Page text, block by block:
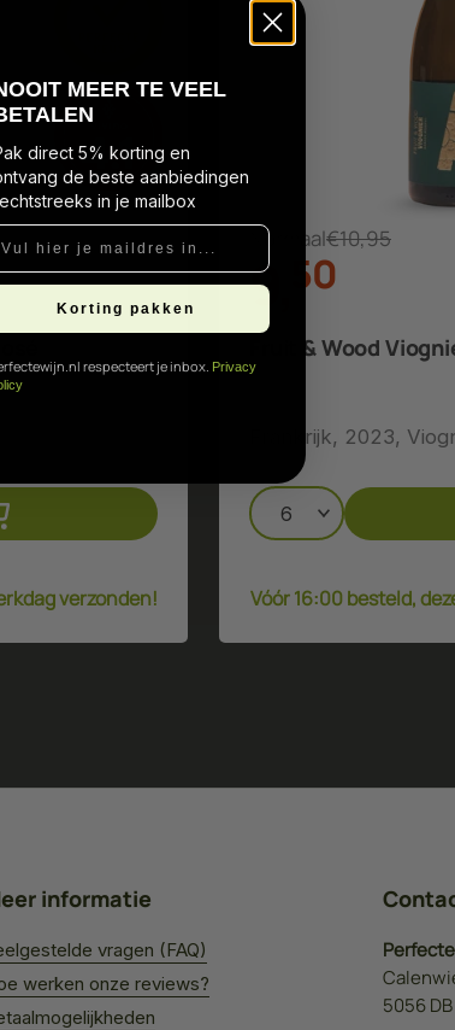
verzonden!
Normaal€10,95
9 50
Fruit & Wood
Frankrijk, 2023,
Vóór 16:00 besteld,
informatie
vragen (FAQ)
werken onze reviews?
5056
OOIT MEER TE VEEL
direct 5% korting en
de beste aanbiedingen
in je mailbox
hier je maildres in...
Korting pakken
respecteert je inbox. Privacy